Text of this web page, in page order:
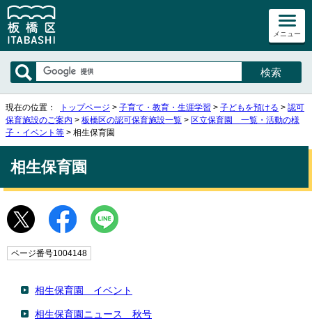
メニュー
現在の位置： トップページ > 子育て・教育・生涯学習 > 子どもを預ける > 認可
保育施設のご案内 > 板橋区の認可保育施設一覧 > 区立保育園 一覧・活動の様
子・イベント等 > 相生保育園
相生保育園
ページ番号1004148
相生保育園 イベント
相生保育園ニュース 秋号